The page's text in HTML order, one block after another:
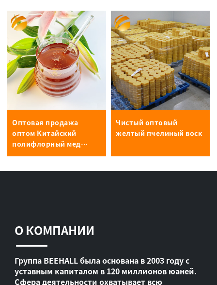
Оптовая продажа
оптом Китайский
полифлорный мед
пчелиный мед
Чистый оптовый
желтый пчелиный воск
О КОМПАНИИ
Группа BEEHALL была основана в 2003 году с
уставным капиталом в 120 миллионов юаней.
Сфера деятельности охватывает всю